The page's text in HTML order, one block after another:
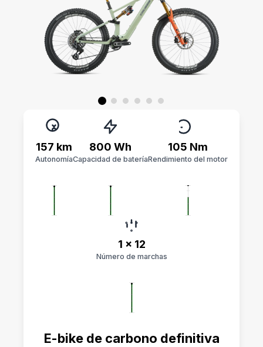
157 km
Autonomía
800 Wh
Capacidad de batería
105 Nm
Rendimiento del motor
1 x 12
Número de marchas
E-bike de carbono definitiva